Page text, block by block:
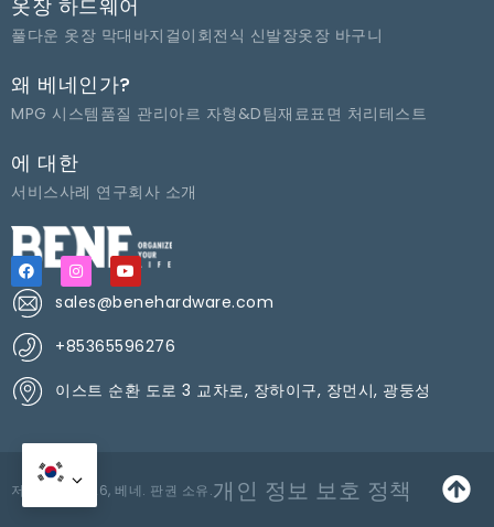
옷장 하드웨어
풀다운 옷장 막대 바지걸이 회전식 신발장옷장 바구니
왜 베네인가?
MPG 시스템 품질 관리아르 자형&D팀재료표면 처리테스트
에 대한
서비스사례 연구회사 소개
sales@benehardware.com
+85365596276
이스트 순환 도로 3 교차로, 장하이구, 장먼시, 광둥성
저작권 © 2026, 베네. 판권 소유.개인 정보 보호 정책